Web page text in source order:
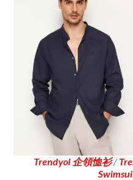
Trendyol 企領恤衫/